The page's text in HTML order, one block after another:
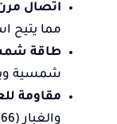
اتصال
مما يتيح
طاقة
شمسية
مقاومة
والغبار (IP66) يجعله مناسبًا للاستخدام الخارجي.